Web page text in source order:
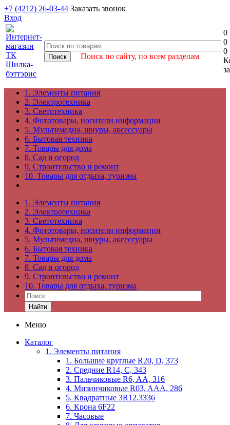
+7 (4212) 26-03-44 Заказать звонок
Вход
Поиск по сайту, по всем разделам
0
0
0
1. Элементы питания
2. Электротехника
3. Светотехника
4. Фототовары, носители информации
5. Мультимедиа, шнуры, аксессуары
6. Бытовая техника
7. Товары для дома
8. Сад и огород
9. Строительство и ремонт
10. Товары для отдыха, туризма
1. Элементы питания
2. Электротехника
3. Светотехника
4. Фототовары, носители информации
5. Мультимедиа, шнуры, аксессуары
6. Бытовая техника
7. Товары для дома
8. Сад и огород
9. Строительство и ремонт
10. Товары для отдыха, туризма
Найти
Меню
Каталог
1. Элементы питания
1. Большие круглые R20, D, 373
2. Средние R14, C, 343
3. Пальчиковые R6, AA, 316
4. Мизинчиковые R03, AAA, 286
5. Квадратные 3R12.3336
6. Крона 6F22
7. Часовые